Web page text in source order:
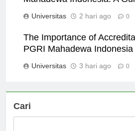
Universitas 2 hari ago 0
The Importance of
PGRI Mahadewa Indonesia
Universitas 3 hari ago 0
Cari